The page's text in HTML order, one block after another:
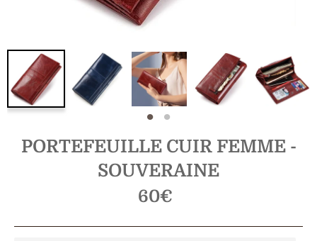
PORTEFEUILLE CUIR FEMME -
SOUVERAINE
Prix
régulier
60€